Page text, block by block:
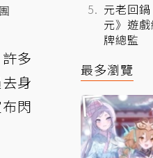
多
身
閃
元老回
元》遊
牌總監
最多瀏覽